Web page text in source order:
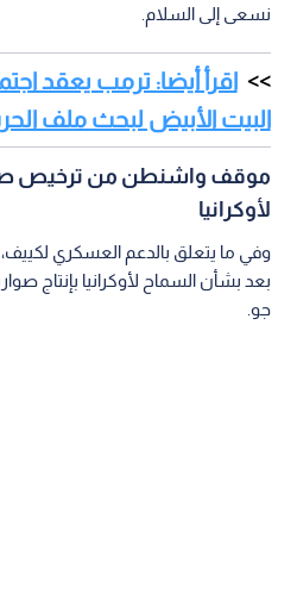
نسعى إلى السلام.
اقرأ أيضا: ترمب يعقد
البيت الأبيض لبحث ملف
موقف واشنطن من ترخيص
لأوكرانيا
وفي ما يتعلق بالدعم العسكري
بعد بشأن السماح لأوكرانيا بإنتاج
جو.